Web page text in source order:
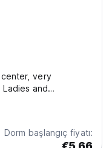
very
and
(Smart) •
Kitchen
Dorm başlangıç fiyatı: